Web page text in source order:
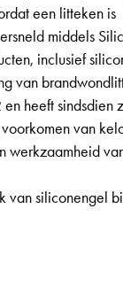
een litteken is
middels
inclusief
van
heeft sindsdien
van
werkzaamheid
van siliconengel